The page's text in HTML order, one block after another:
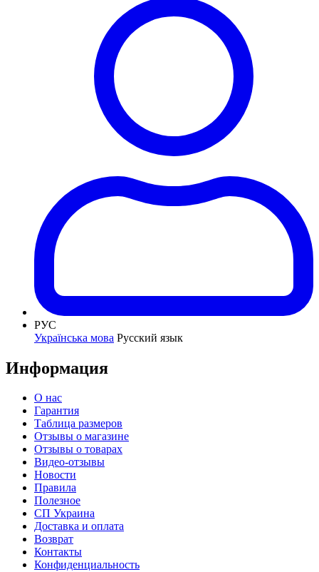
РУС
Українська мова Русский язык
Информация
О нас
Гарантия
Таблица размеров
Отзывы о магазине
Отзывы о товарах
Видео-отзывы
Новости
Правила
Полезное
СП Украина
Доставка и оплата
Возврат
Контакты
Конфиденциальность